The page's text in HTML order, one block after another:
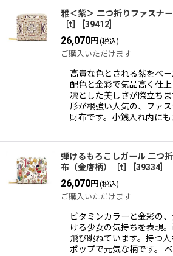
雅＜紫＞ 二つ折りファスナ
［t］
39412
26,070円 (税込)
ご購入いただけます
高貴な色とされる紫をベ
配色と金彩で気品高く仕
凛とした美しさが際立ち
形が根強い人気の、ファ
財布です。小銭入れ内にも
弾けるもろこしガール 二つ
布（金唐柄）［t］
39334
26,070円 (税込)
ご購入いただけます
ビタミンカラーと金彩の
ける少女の気持ちを表現
飛び跳ねています。持つ人
ポップで元気な柄です。